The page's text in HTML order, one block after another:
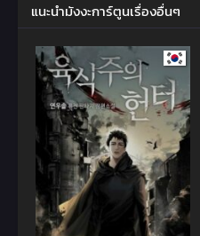
แนะนำมังงะการ์ตูนเรื่องอื่นๆ